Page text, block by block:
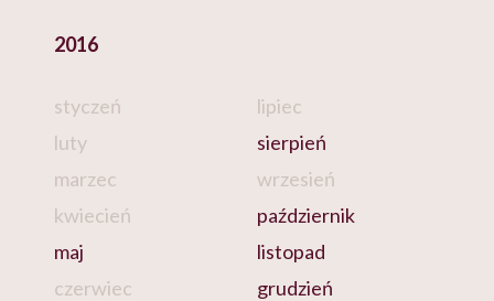
2016
styczeń
luty
marzec
kwiecień
maj
czerwiec
lipiec
sierpień
wrzesień
październik
listopad
grudzień